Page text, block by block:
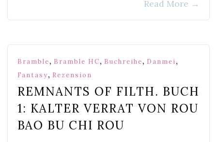
Read More →
Bramble, Bramble HC, Buchreihe, Danmei,
Fantasy, Rezension
REMNANTS OF FILTH. BUCH
1: KALTER VERRAT VON ROU
BAO BU CHI ROU